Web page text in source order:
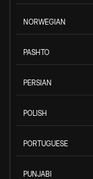
NORWEGIAN
PASHTO
PERSIAN
POLISH
PORTUGUESE
PUNJABI